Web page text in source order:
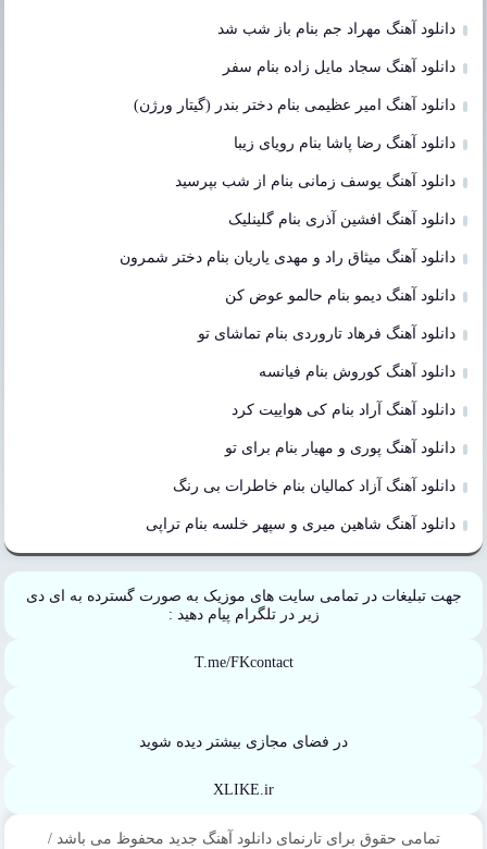
دانلود آهنگ مهراد جم بنام باز شب شد
دانلود آهنگ سجاد مایل زاده بنام سفر
دانلود آهنگ امیر عظیمی بنام دختر بندر (گیتار ورژن)
دانلود آهنگ رضا پاشا بنام رویای زیبا
دانلود آهنگ یوسف زمانی بنام از شب بپرسید
دانلود آهنگ افشین آذری بنام گلینلیک
دانلود آهنگ میثاق راد و مهدی یاریان بنام دختر شمرون
دانلود آهنگ دیمو بنام حالمو عوض کن
دانلود آهنگ فرهاد تاروردی بنام تماشای تو
دانلود آهنگ کوروش بنام فیانسه
دانلود آهنگ آراد بنام کی هواییت کرد
دانلود آهنگ پوری و مهیار بنام برای تو
دانلود آهنگ آزاد کمالیان بنام خاطرات بی رنگ
دانلود آهنگ شاهین میری و سپهر خلسه بنام تراپی
جهت تبلیغات در تمامی سایت های موزیک به صورت گسترده به ای دی
زیر در تلگرام پیام دهید :
T.me/FKcontact
در فضای مجازی بیشتر دیده شوید
XLIKE.ir
تمامی حقوق برای تارنمای دانلود آهنگ جدید محفوظ می باشد /